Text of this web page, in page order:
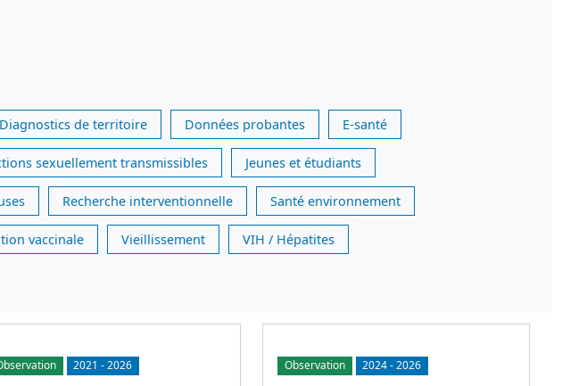
Diagnostics de territoire Données probantes E-santé
sexuellement transmissibles Jeunes et étudiants
Recherche interventionnelle Santé environnement
vaccinale Vieillissement VIH / Hépatites
2021 -2026 Observation 2024-2026